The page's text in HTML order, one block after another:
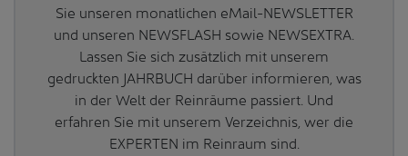
Sie unseren monatlichen eMail-NEWSLETTER
und unseren NEWSFLASH sowie NEWSEXTRA.
Lassen Sie sich zusätzlich mit unserem
gedruckten JAHRBUCH darüber informieren, was
in der Welt der Reinräume passiert. Und
erfahren Sie mit unserem Verzeichnis, wer die
EXPERTEN im Reinraum sind.